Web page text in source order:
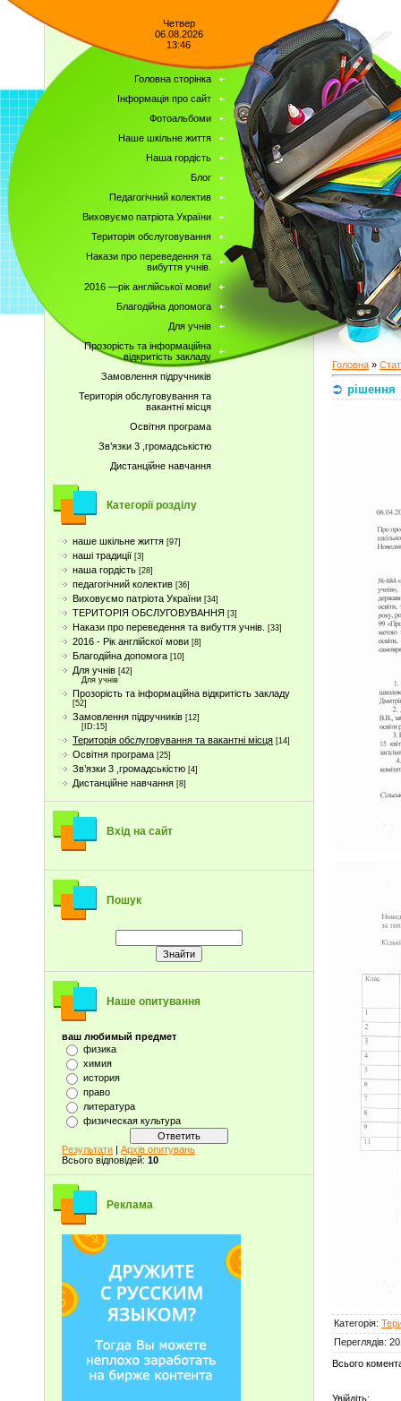
Четвер
06.08.2026
13:46
Головна сторінка
Інформація про сайт
Фотоальбоми
Наше шкільне життя
Наша гордість
Блог
Педагогічний колектив
Виховуємо патріота України
Територія обслуговування
Накази про переведення та
вибуття учнів.
2016 —рік англійської мови!
Благодійна допомога
Для учнів
Прозорість та інформаційна
відкритість закладу
Замовлення підручників
Територія обслуговування та
вакантні місця
Освітня програма
Зв’язки 3 ,громадськістю
Дистанційне навчання
Категорії розділу
наше шкільне життя [97]
наші традиції [3]
наша гордість [28]
педагогічний колектив [36]
Виховуємо патріота України [34]
ТЕРИТОРІЯ ОБСЛУГОВУВАННЯ [3]
Накази про переведення та вибуття учнів. [33]
2016 - Рік англійскої мови [8]
Благодійна допомога [10]
Для учнів [42]
Для учнів
Прозорість та інформаційна відкритість закладу
[52]
Замовлення підручників [12]
[ID:15]
Територія обслуговування та вакантні місця [14]
Освітня програма [25]
Зв’язки 3 ,громадськістю [4]
Дистанційне навчання [8]
Вхід на сайт
Пошук
Наше опитування
ваш любимый предмет
физика
химия
история
право
литература
физическая культура
Результати | Архів опитувань
Всього відповідей: 10
Реклама
Головна »
рішення
Категорія:
Переглядів:
Всього
Увійдіть: